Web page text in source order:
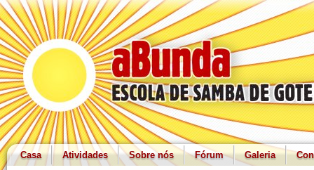
Casa Atividades Sobre nós Fórum Galeria